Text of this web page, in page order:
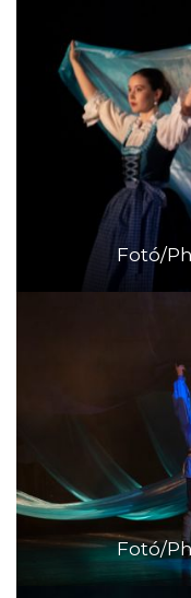
Fotó/
Fotó/